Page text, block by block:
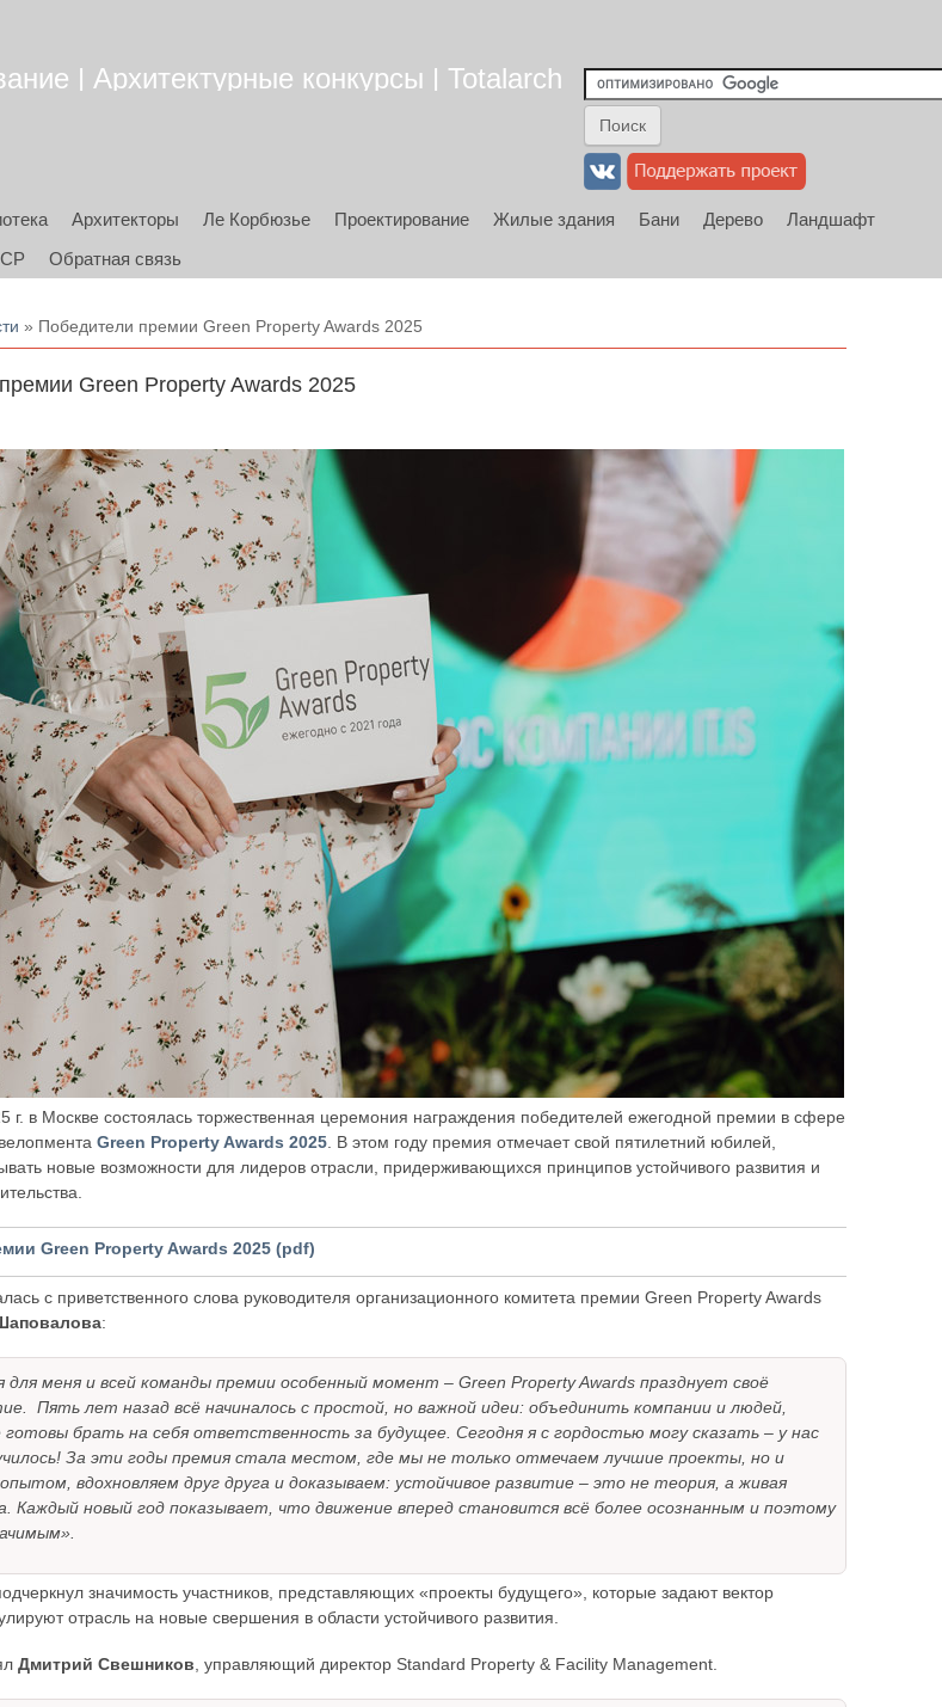
| Архитектурные конкурсы | Totalarch
Архитекторы Ле Корбюзье Проектирование Жилые здания Бани Дерево
Ландшафт
Обратная связь
» Победители премии Green Property Awards 2025
Green Property Awards 2025
г. в Москве состоялась торжественная церемония награждения победителей ежегодной премии в сфере
Green Property Awards 2025 . В этом году премия отмечает свой пятилетний юбилей,
новые возможности для лидеров отрасли, придерживающихся принципов устойчивого развития и
Green Property Awards 2025 (pdf)
с приветственного слова руководителя организационного комитета премии Green Property Awards
:
для меня и всей команды премии особенный момент – Green Property Awards празднует своё
Пять лет назад всё начиналось с простой, но важной идеи: объединить компании и людей,
брать на себя ответственность за будущее. Сегодня я с гордостью могу сказать – у нас
За эти годы премия стала местом, где мы не только отмечаем лучшие проекты, но и
вдохновляем друг друга и доказываем: устойчивое развитие – это не теория, а живая
Каждый новый год показывает, что движение вперед становится всё более осознанным и поэтому
значимость участников, представляющих «проекты будущего», которые задают вектор
отрасль на новые свершения в области устойчивого развития.
Дмитрий Свешников , управляющий директор Standard Property & Facility Management.